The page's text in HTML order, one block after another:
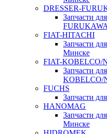
DRESSER-
Запчасти
FIAT-HITACHI
Запчасти
Минске
FIAT-KOBELCO/
Запчасти
KOBELCO/
FUCHS
Запчасти
HANOMAG
Запчасти
Минске